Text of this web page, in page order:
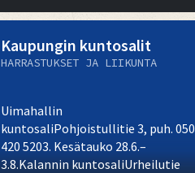
Kaupungin kuntosalit
HARRASTUKSET JA LIIKUNTA
Uimahallin
kuntosaliPohjoistullitie 3, puh. 050
420 5203. Kesätauko 28.6.–
3.8.Kalannin kuntosaliUrheilutie